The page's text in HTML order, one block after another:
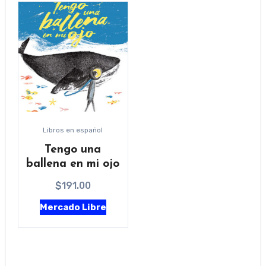
Libros en español
Tengo una
ballena en mi ojo
$191.00
Mercado Libre